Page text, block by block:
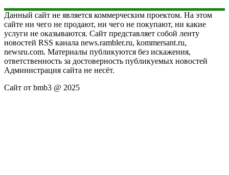
Данный сайт не является коммерческим проектом. На этом
сайте ни чего не продают, ни чего не покупают, ни какие
услуги не оказываются. Сайт представляет собой ленту
новостей RSS канала news.rambler.ru, kommersant.ru,
newsru.com. Материалы публикуются без искажения,
ответственность за достоверность публикуемых новостей
Администрация сайта не несёт.
Сайт от bmb3 @ 2025